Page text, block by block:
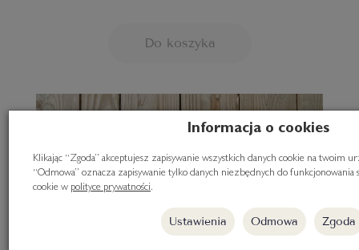
Do koszyka
Informacja o cookies
Klikając “Zgoda” akceptujesz zapisywanie wszystkich danych cookie na twoim
“Odmowa” oznacza zapisywanie tylko danych niezbędnych do
cookie w polityce prywatności.
Ustawienia Odmowa Zgoda